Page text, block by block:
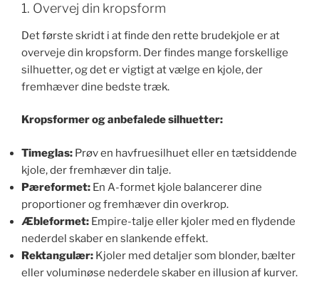
1. Overvej din kropsform
Det første skridt i at finde den rette brudekjole er at
overveje din kropsform. Der findes mange forskellige
silhuetter, og det er vigtigt at vælge en kjole, der
fremhæver dine bedste træk.
Kropsformer og anbefalede silhuetter:
Timeglas: Prøv en havfruesilhuet eller en tætsiddende
kjole, der fremhæver din talje.
Pæreformet: En A-formet kjole balancerer dine
proportioner og fremhæver din overkrop.
Æbleformet: Empire-talje eller kjoler med en flydende
nederdel skaber en slankende effekt.
Rektangulær: Kjoler med detaljer som blonder, bælter
eller voluminøse nederdele skaber en illusion af kurver.